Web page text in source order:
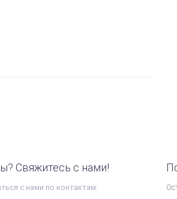
Свяжитесь с нами!
с нами по контактам: